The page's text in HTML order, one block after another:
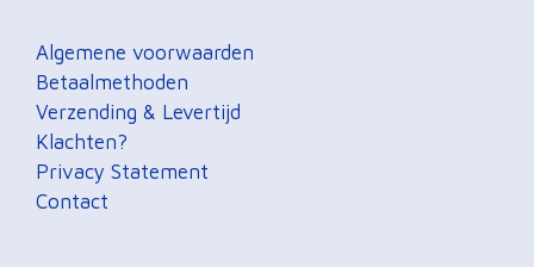
Algemene voorwaarden
Betaalmethoden
Verzending & Levertijd
Klachten?
Privacy Statement
Contact